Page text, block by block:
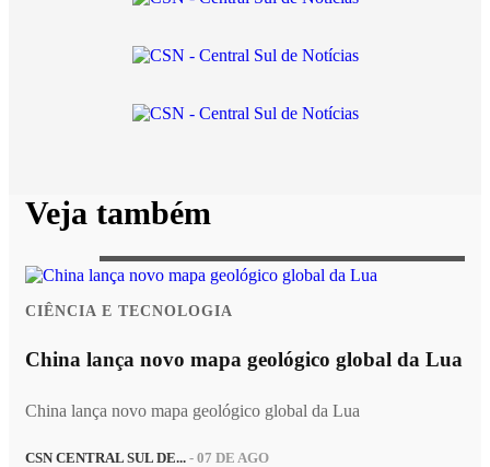
Veja também
CIÊNCIA E TECNOLOGIA
China lança novo mapa geológico global da Lua
China lança novo mapa geológico global da Lua
CSN CENTRAL SUL DE... - 07 DE AGO